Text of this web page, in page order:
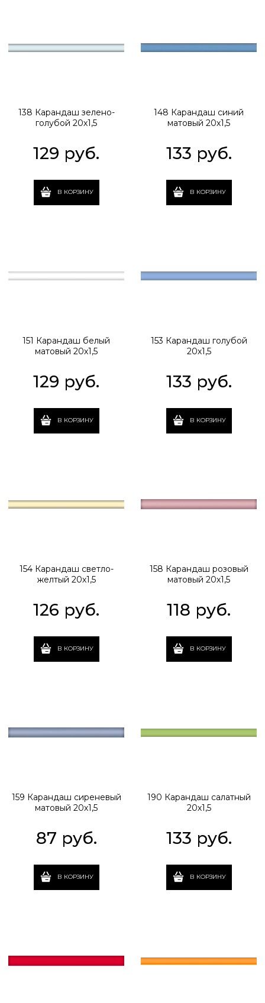
138 Карандаш зелено-
голубой 20х1,5
129 руб.
В КОРЗИНУ
148 Карандаш синий
матовый 20х1,5
133 руб.
В КОРЗИНУ
151 Карандаш белый
матовый 20х1,5
129 руб.
В КОРЗИНУ
153 Карандаш голубой
20х1,5
133 руб.
В КОРЗИНУ
154 Карандаш светло-
желтый 20х1,5
126 руб.
В КОРЗИНУ
158 Карандаш розовый
матовый 20х1,5
118 руб.
В КОРЗИНУ
159 Карандаш сиреневый
матовый 20х1,5
87 руб.
В КОРЗИНУ
190 Карандаш салатный
20х1,5
133 руб.
В КОРЗИНУ